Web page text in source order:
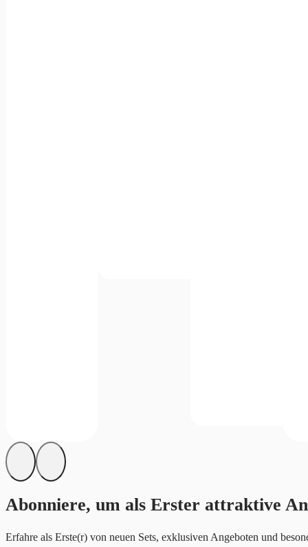
Abonniere, um als Erster attraktive
Erfahre als Erste(r) von neuen Sets, exklusiven Angeboten und